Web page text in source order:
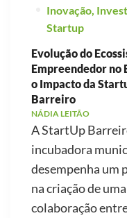
Inovação
Startup
Evolução do
Empreendedor no
o Impacto da
Barreiro
NÁDIA LEITÃO
A StartUp
incubadora
desempenha um
na criação de
colaboração